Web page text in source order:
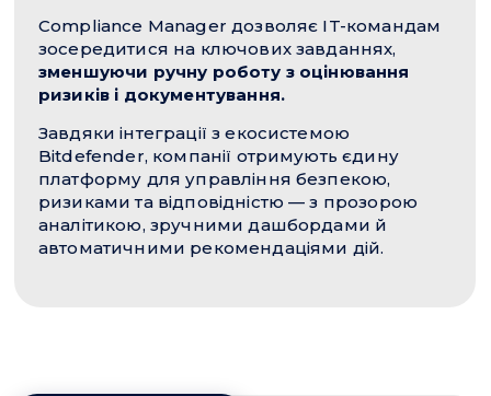
Compliance Manager дозволяє IT-командам
зосередитися на ключових завданнях,
зменшуючи ручну роботу з оцінювання
ризиків і документування.
Завдяки інтеграції з екосистемою
Bitdefender, компанії отримують єдину
платформу для управління безпекою,
ризиками та відповідністю — з прозорою
аналітикою, зручними дашбордами й
автоматичними рекомендаціями дій.